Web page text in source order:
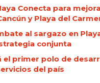
Conecta para
y Playa del
al sargazo en
conjunta
el primer polo de
del país